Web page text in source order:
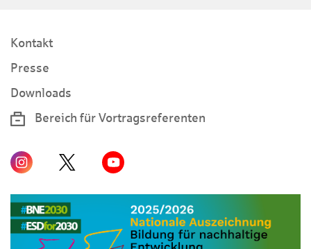
Kontakt
Presse
Downloads
Bereich für Vortragsreferenten